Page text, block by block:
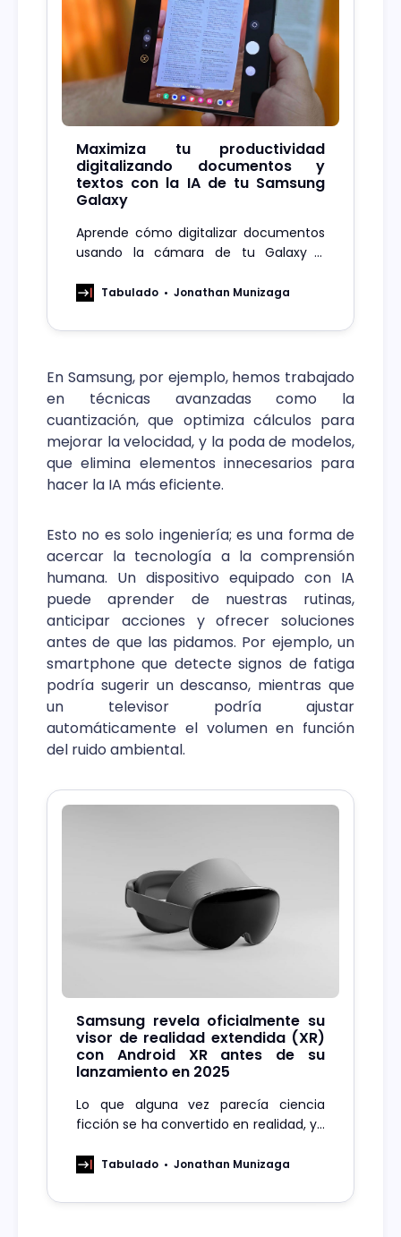
Maximiza tu productividad
digitalizando documentos y
textos con la IA de tu Samsung
Galaxy
Aprende cómo digitalizar documentos
usando la cámara de tu Galaxy y
en Word, PDF, entre otros.
Tabulado Jonathan Munizaga
En Samsung, por ejemplo, hemos trabajado
en técnicas avanzadas como la
cuantización, que optimiza cálculos para
mejorar la velocidad, y la poda de modelos,
que elimina elementos innecesarios para
hacer la IA más eficiente.
Esto no es solo ingeniería; es una forma de
acercar la tecnología a la comprensión
humana. Un dispositivo equipado con IA
puede aprender de nuestras rutinas,
anticipar acciones y ofrecer soluciones
antes de que las pidamos. Por ejemplo, un
smartphone que detecte signos de fatiga
podría sugerir un descanso, mientras que
un televisor podría ajustar
automáticamente el volumen en función
del ruido ambiental.
Samsung revela oficialmente su
visor de realidad extendida (XR)
con Android XR antes de su
lanzamiento en 2025
Lo que alguna vez parecía ciencia
ficción se ha convertido en realidad, ya
transformando la forma en que
rodea.
Tabulado Jonathan Munizaga